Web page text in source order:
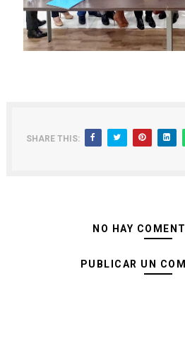
SHARE THIS:
NO HAY
PUBLICAR UN